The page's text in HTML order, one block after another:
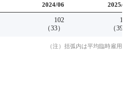
2024/06 2025/
102
（33）
（39
（注）括弧内は平均臨時雇用